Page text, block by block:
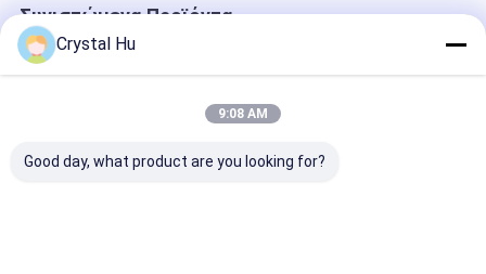
Συνιστώμενα Προϊόντα
Crystal Hu
9:08 AM
Good day, what product are you looking for?